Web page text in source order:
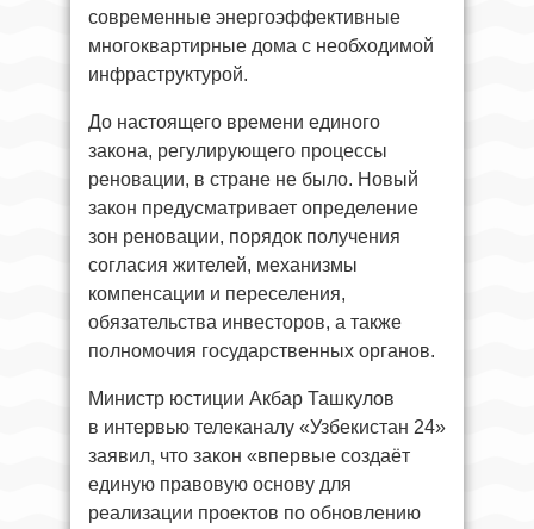
современные энергоэффективные
многоквартирные дома с необходимой
инфраструктурой.
До настоящего времени единого
закона, регулирующего процессы
реновации, в стране не было. Новый
закон предусматривает определение
зон реновации, порядок получения
согласия жителей, механизмы
компенсации и переселения,
обязательства инвесторов, а также
полномочия государственных органов.
Министр юстиции Акбар Ташкулов
в интервью телеканалу «Узбекистан 24»
заявил, что закон «впервые создаёт
единую правовую основу для
реализации проектов по обновлению